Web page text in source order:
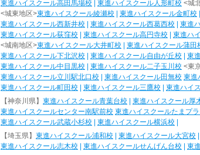
東進ハイスクール高田馬場校
東進ハイスクール人形町校 <城
<城東地区>東進ハイスクール綾瀬校 東進ハイスクール金町校
東進ハイスクール西新井校
東進ハイスクール西葛西校 東進
東進ハイスクール荻窪校
東進ハイスクール高円寺校 東進ハ
<城南地区>東進ハイスクール大井町校 東進ハイスクール蒲田
東進ハイスクール下北沢校
東進ハイスクール自由が丘校 東
東進ハイスクール中目黒校
東進ハイスクール二子玉川校 <東
東進ハイスクール立川駅北口校
東進ハイスクール田無校 東進
東進ハイスクール町田校
東進ハイスクール三鷹校 東進ハイ
【神奈川県】 東進ハイスクール青葉台校 東進ハイスクール厚
東進ハイスクールセンター南駅前校 東進ハイスクールたまプ
東進ハイスクール武蔵小杉校
東進ハイスクール横浜校
【埼玉県】 東進ハイスクール浦和校 東進ハイスクール大宮校
東進ハイスクール志木校
東進ハイスクールせんげん台校 東